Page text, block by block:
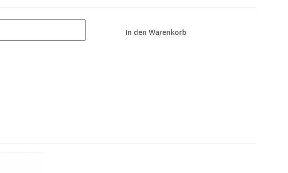
In den Warenkorb